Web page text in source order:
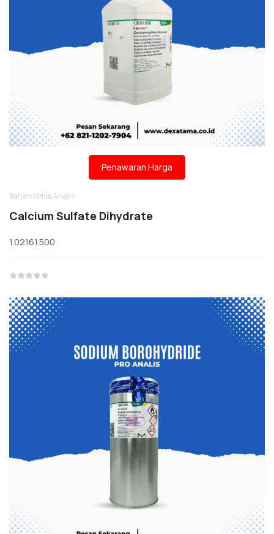
Penawaran Harga
Bahan Kimia Analis
Calcium Sulfate Dihydrate
1.02161.500